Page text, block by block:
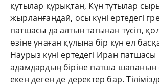
құтылар құрықтан, Күн тұтылар
жырланғандай, осы күні ертедегі
патшасы да алтын тағынан түсіп,
өзіне ұнаған құлына бір күн ел
Наурыз күні ертедегі Иран
адамдардың біріне патша шапанын
екен деген де деректер бар.